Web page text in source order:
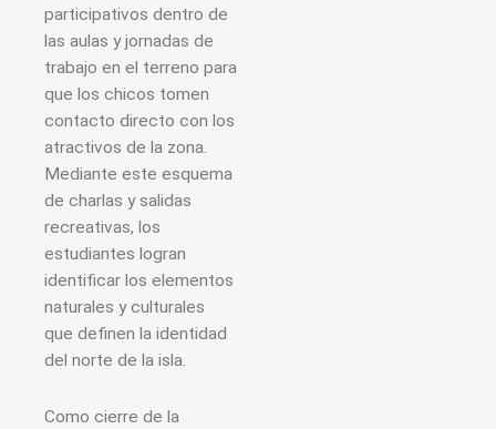
participativos dentro de
las aulas y jornadas de
trabajo en el terreno para
que los chicos tomen
contacto directo con los
atractivos de la zona.
Mediante este esquema
de charlas y salidas
recreativas, los
estudiantes logran
identificar los elementos
naturales y culturales
que definen la identidad
del norte de la isla.
Como cierre de la